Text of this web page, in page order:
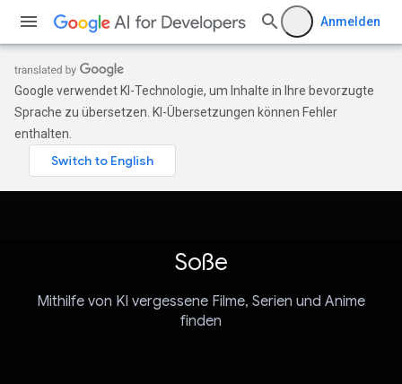
Anmelden
Google verwendet KI-Technologie, um Inhalte in Ihre bevorzugte
Sprache zu übersetzen. KI-Übersetzungen können Fehler
enthalten.
Soße
Mithilfe von KI vergessene Filme, Serien und Anime
finden